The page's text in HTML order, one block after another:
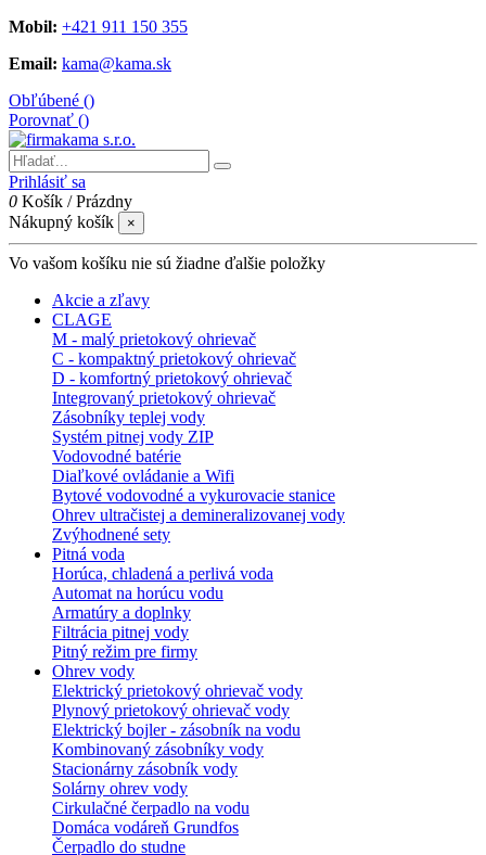
Mobil: +421 911 150 355
Email: kama@kama.sk
Obľúbené ()
Porovnať ()
Prihlásiť sa
0 Košík /Prázdny
Nákupný košík
×
Vo vašom košíku nie sú žiadne ďalšie položky
Akcie a zľavy
CLAGE
M - malý prietokový ohrievač
C - kompaktný prietokový ohrievač
D - komfortný prietokový ohrievač
Integrovaný prietokový ohrievač
Zásobníky teplej vody
Systém pitnej vody ZIP
Vodovodné batérie
Diaľkové ovládanie a Wifi
Bytové vodovodné a vykurovacie stanice
Ohrev ultračistej a demineralizovanej vody
Zvýhodnené sety
Pitná voda
Horúca, chladená a perlivá voda
Automat na horúcu vodu
Armatúry a doplnky
Filtrácia pitnej vody
Pitný režim pre firmy
Ohrev vody
Elektrický prietokový ohrievač vody
Plynový prietokový ohrievač vody
Elektrický bojler - zásobník na vodu
Kombinovaný zásobníky vody
Stacionárny zásobník vody
Solárny ohrev vody
Cirkulačné čerpadlo na vodu
Domáca vodáreň Grundfos
Čerpadlo do studne